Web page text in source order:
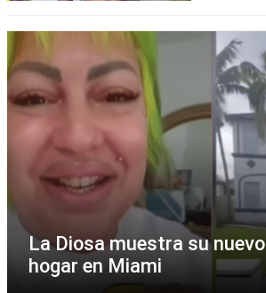
La Diosa muestra su nuevo
hogar en Miami